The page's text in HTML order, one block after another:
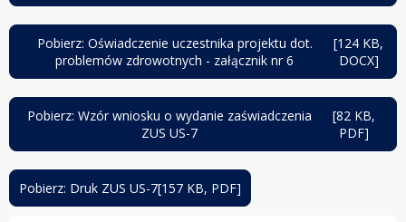
w
nowej
Pobierz: Oświadczenie uczestnika projektu dot.
problemów zdrowotnych - załącznik nr 6
[124 KB,
DOCX]
otwiera
się
w
nowej
Pobierz: Wzór wniosku o wydanie zaświadczenia
ZUS US-7
[82 KB,
PDF]
się
w
nowej
Pobierz: Druk ZUS US-7[157 KB, PDF]
otwiera
się